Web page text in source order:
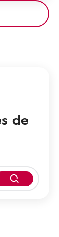
de